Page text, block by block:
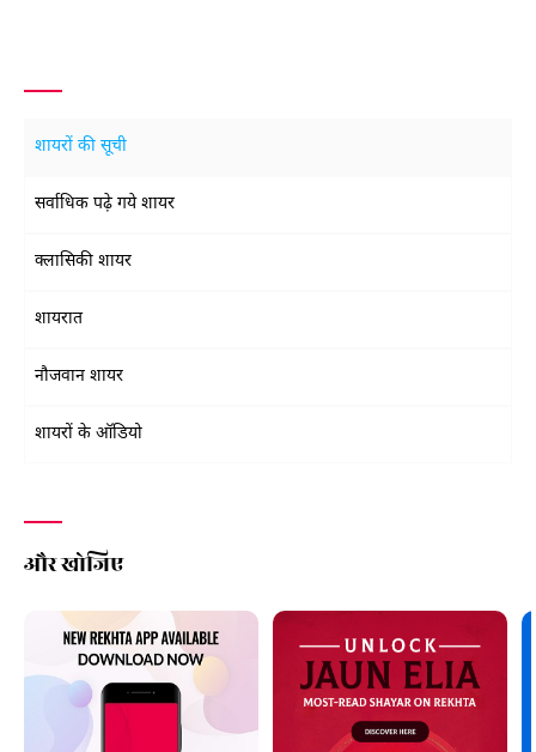
शायरों की सूची
सर्वाधिक पढ़े गये शायर
क्लासिकी शायर
शायरात
नौजवान शायर
शायरों के ऑडियो
और खोजिए